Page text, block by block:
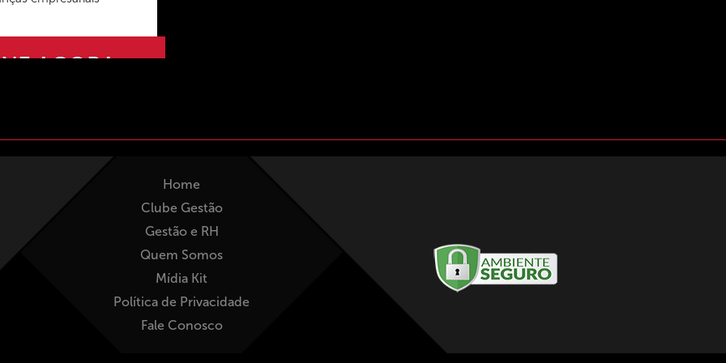
AGORA
Home
Clube Gestão
Gestão e RH
Quem Somos
Mídia Kit
Política de Privacidade
Fale Conosco